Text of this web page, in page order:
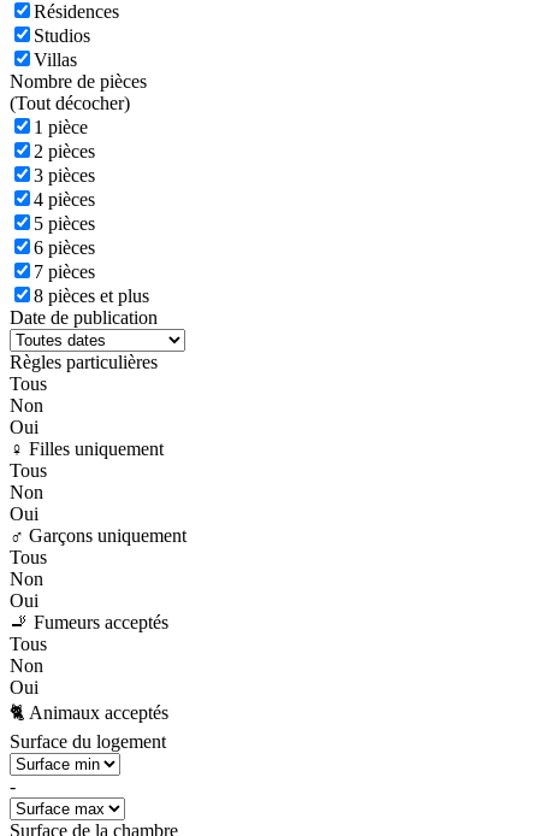
Résidences
Studios
Villas
Nombre de pièces
(Tout décocher)
1 pièce
2 pièces
3 pièces
4 pièces
5 pièces
6 pièces
7 pièces
8 pièces et plus
Date de publication
Règles particulières
Tous
Non
Oui
♀️ Filles uniquement
Tous
Non
Oui
♂️ Garçons uniquement
Tous
Non
Oui
🚬 Fumeurs acceptés
Tous
Non
Oui
🐈 Animaux acceptés
Surface du logement
-
Surface de la chambre